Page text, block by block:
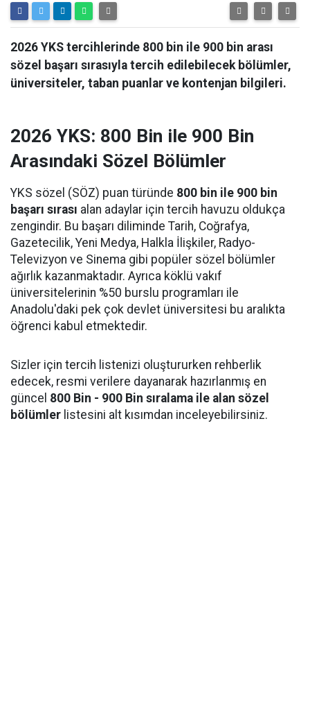
2026 YKS tercihlerinde 800 bin ile 900 bin arası
sözel başarı sırasıyla tercih edilebilecek bölümler,
üniversiteler, taban puanlar ve kontenjan bilgileri.
2026 YKS: 800 Bin ile 900 Bin
Arasındaki Sözel Bölümler
YKS sözel (SÖZ) puan türünde 800 bin ile 900 bin
başarı sırası alan adaylar için tercih havuzu oldukça
zengindir. Bu başarı diliminde Tarih, Coğrafya,
Gazetecilik, Yeni Medya, Halkla İlişkiler, Radyo-
Televizyon ve Sinema gibi popüler sözel bölümler
ağırlık kazanmaktadır. Ayrıca köklü vakıf
üniversitelerinin %50 burslu programları ile
Anadolu'daki pek çok devlet üniversitesi bu aralıkta
öğrenci kabul etmektedir.
Sizler için tercih listenizi oluştururken rehberlik
edecek, resmi verilere dayanarak hazırlanmış en
güncel 800 Bin - 900 Bin sıralama ile alan sözel
bölümler listesini alt kısımdan inceleyebilirsiniz.